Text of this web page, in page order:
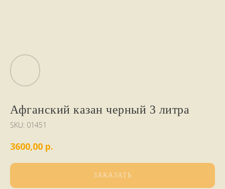
Афганский казан черный 3 литра
SKU: 01451
3600,00 р.
ЗАКАЗАТЬ